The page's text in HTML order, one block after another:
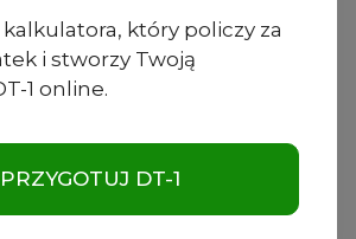
kalkulatora, który policzy za
i stworzy Twoją
1 online.
PRZYGOTUJ DT-1